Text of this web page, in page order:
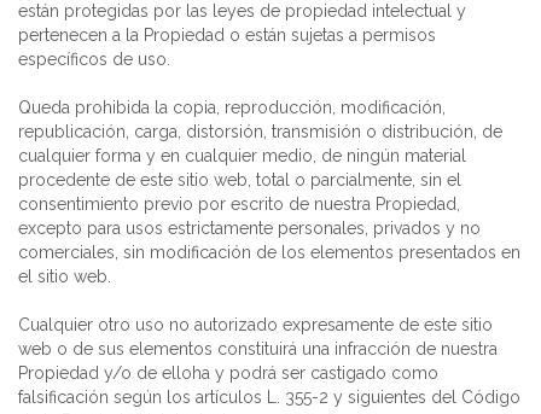
están protegidas por las leyes de propiedad intelectual y
pertenecen a la Propiedad o están sujetas a permisos
específicos de uso.
Queda prohibida la copia, reproducción, modificación,
republicación, carga, distorsión, transmisión o distribución, de
cualquier forma y en cualquier medio, de ningún material
procedente de este sitio web, total o parcialmente, sin el
consentimiento previo por escrito de nuestra Propiedad,
excepto para usos estrictamente personales, privados y no
comerciales, sin modificación de los elementos presentados en
el sitio web.
Cualquier otro uso no autorizado expresamente de este sitio
web o de sus elementos constituirá una infracción de nuestra
Propiedad y/o de elloha y podrá ser castigado como
falsificación según los artículos L. 355-2 y siguientes del Código